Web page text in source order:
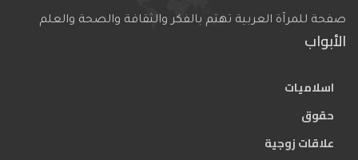
صفحة للمرآة العربية تهتم بالفكر والثقافة والصحة والعلم
الأبواب
اسلاميات
حقوق
علاقات زوجية